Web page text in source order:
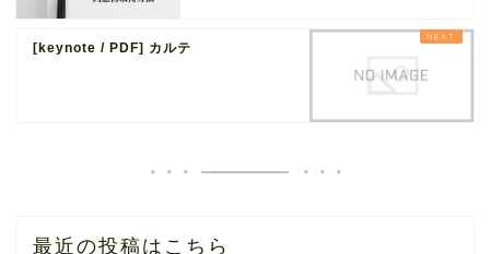
[keynote / PDF] カルテ
最近の投稿はこちら